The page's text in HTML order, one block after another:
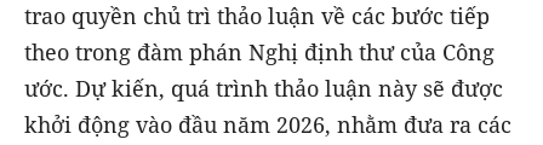
trao quyền chủ trì thảo luận về các bước tiếp
theo trong đàm phán Nghị định thư của Công
ước. Dự kiến, quá trình thảo luận này sẽ được
khởi động vào đầu năm 2026, nhằm đưa ra các